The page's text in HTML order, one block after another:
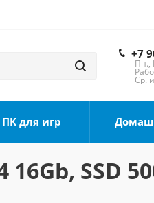
+7
Пн.,
Ср.
для игр
SSD